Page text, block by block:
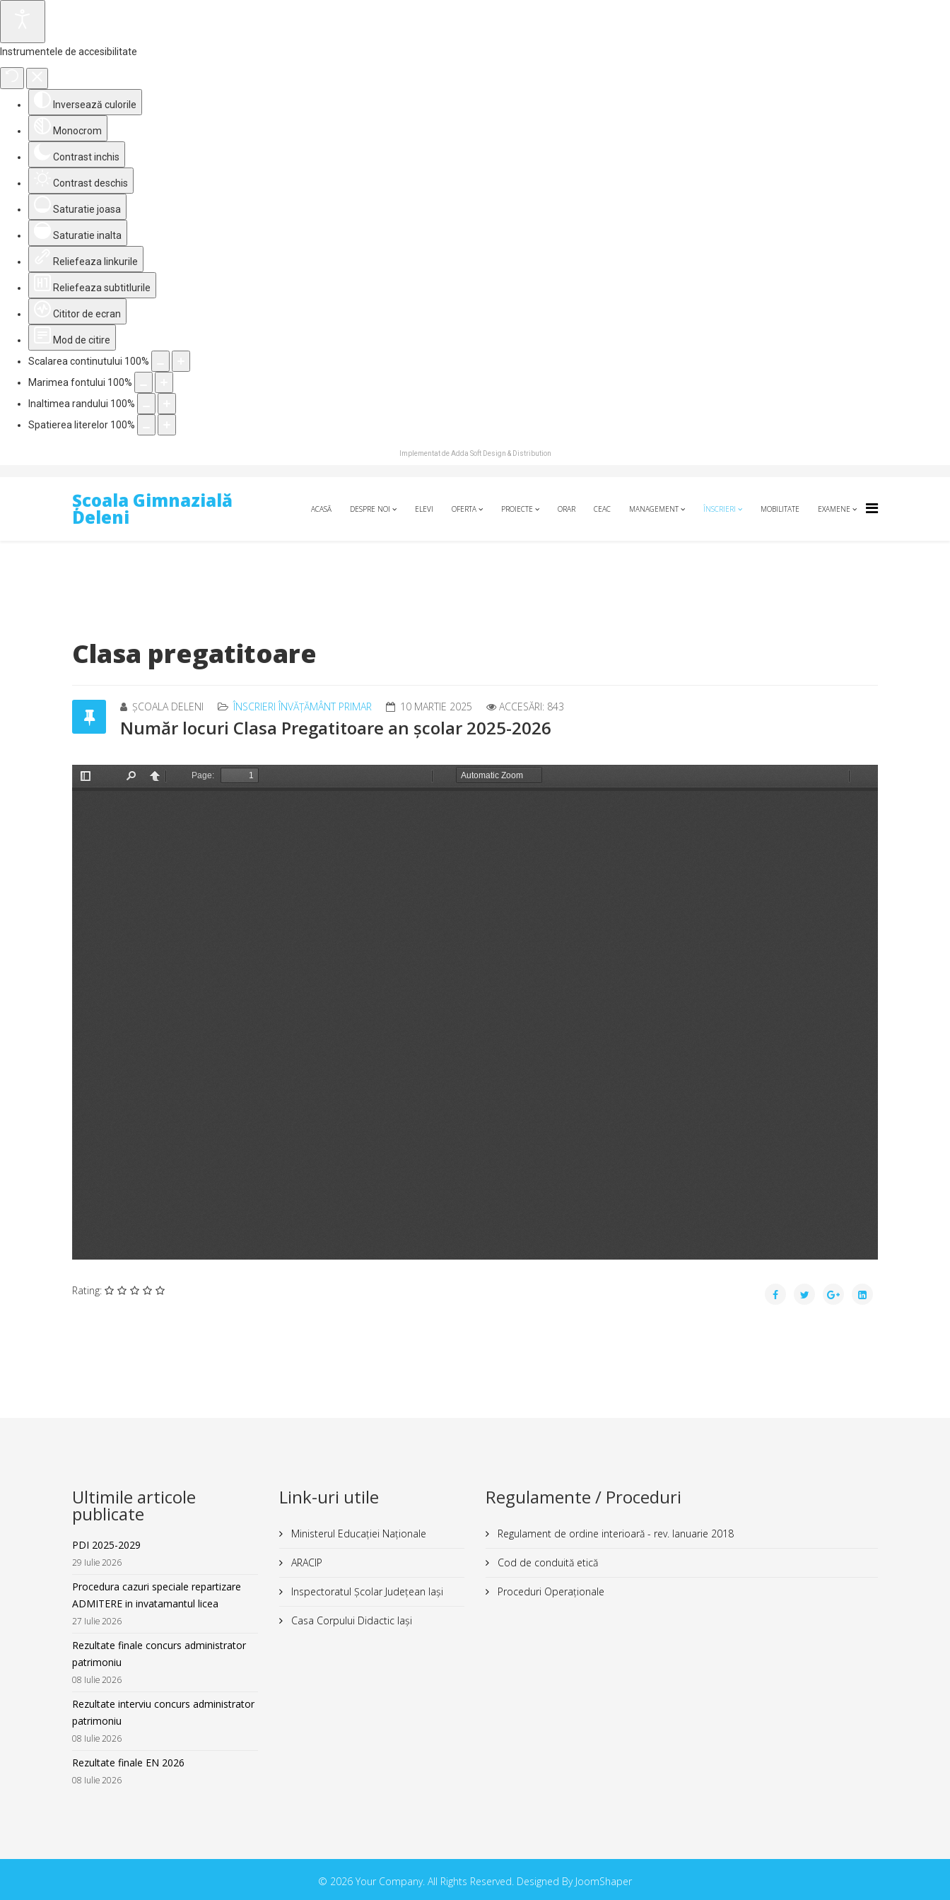
Instrumentele de accesibilitate
Inversează culorile
Monocrom
Contrast inchis
Contrast deschis
Saturatie joasa
Saturatie inalta
Reliefeaza linkurile
Reliefeaza subtitlurile
Cititor de ecran
Mod de citire
Scalarea continutului 100%
Marimea fontului 100%
Inaltimea randului 100%
Spatierea literelor 100%
Implementat deAdda Soft Design & Distribution
Școala Gimnazială
Deleni ACASĂ DESPRE NOI ELEVI OFERTA PROIECTE ORAR CEAC MANAGEMENT ÎNSCRIERI MOBILITATE EXAMENE
Clasa pregatitoare
ȘCOALA DELENI ÎNSCRIERI ÎNVĂȚĂMÂNT PRIMAR 10 MARTIE 2025 ACCESĂRI: 843
Număr locuri Clasa Pregatitoare an școlar 2025-2026
Rating:
Ultimile articole
publicate
PDI 2025-2029
29 Iulie 2026
Procedura cazuri speciale repartizare
ADMITERE in invatamantul licea
27 Iulie 2026
Rezultate finale concurs administrator
patrimoniu
08 Iulie 2026
Rezultate interviu concurs administrator
patrimoniu
08 Iulie 2026
Rezultate finale EN 2026
08 Iulie 2026
Link-uri utile
Ministerul Educației Naționale
ARACIP
Inspectoratul Școlar Județean Iași
Casa Corpului Didactic Iași
Regulamente / Proceduri
Regulament de ordine interioară - rev. Ianuarie 2018
Cod de conduită etică
Proceduri Operaționale
© 2026 Your Company. All Rights Reserved. Designed By JoomShaper